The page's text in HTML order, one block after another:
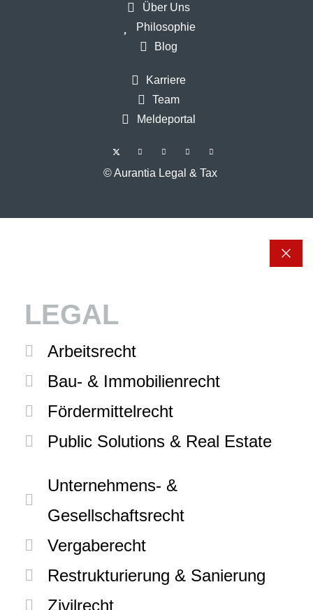
Über Uns
Philosophie
Blog
Karriere
Team
Meldeportal
© Aurantia Legal & Tax
LEGAL
Arbeitsrecht
Bau- & Immobilienrecht
Fördermittelrecht
Public Solutions & Real Estate
Unternehmens- &
Gesellschaftsrecht
Vergaberecht
Restrukturierung & Sanierung
Zivilrecht